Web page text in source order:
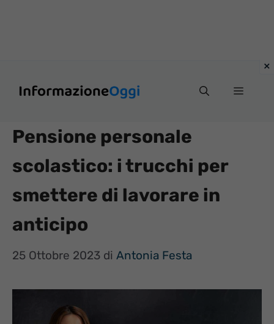
Menu
Pensione personale
scolastico: i trucchi per
smettere di lavorare in
anticipo
25 Ottobre 2023 di Antonia Festa